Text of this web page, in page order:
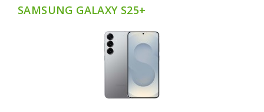
SAMSUNG GALAXY S25+